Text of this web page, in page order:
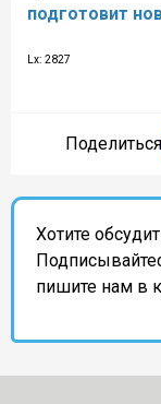
подготовит
Lx: 2827
Хотите
пишите нам в